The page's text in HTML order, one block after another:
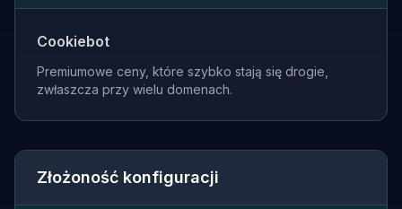
Cookiebot
Premiumowe ceny, które szybko stają się drogie,
zwłaszcza przy wielu domenach.
Złożoność konfiguracji